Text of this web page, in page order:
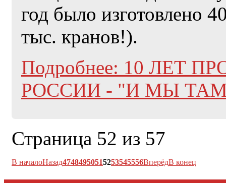
год было изготовлено
тыс. кранов!).
Подробнее: 10 ЛЕТ
РОССИИ - "И МЫ
Страница 52 из 57
В началоНазад47484950515253545556ВперёдВ конец